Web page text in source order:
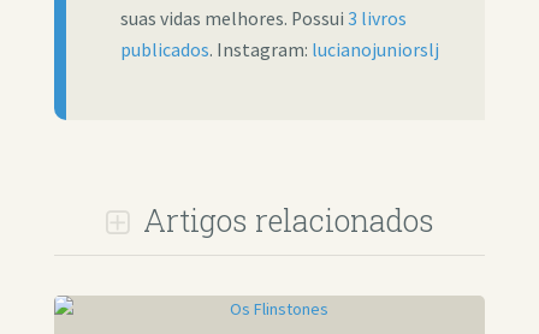
suas vidas melhores. Possui 3 livros
publicados. Instagram: lucianojuniorslj
Artigos relacionados